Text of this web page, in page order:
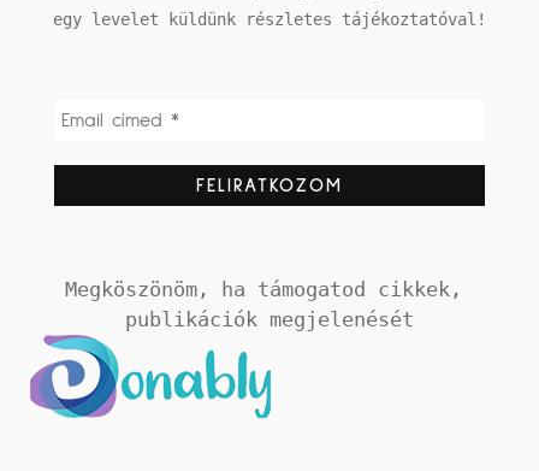
egy levelet küldünk részletes tájékoztatóval!
Megköszönöm, ha támogatod cikkek,
publikációk megjelenését